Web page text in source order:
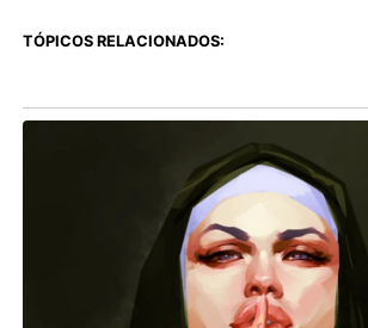
TÓPICOS RELACIONADOS: